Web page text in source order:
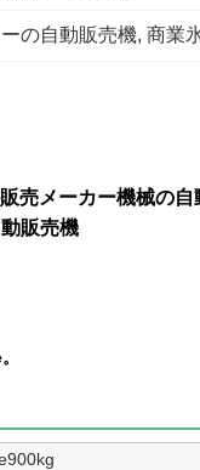
の自動販売機, 商業
売メーカー機械の
販売機